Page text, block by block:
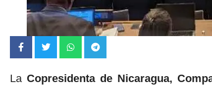
La Copresidenta de Nicaragua,